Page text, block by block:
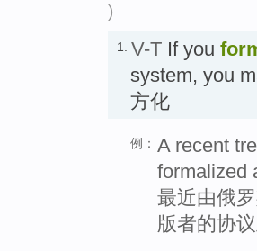
)
1. V-T If you
system, you
方化
例： A recent
formalized
最近由俄
版者的协议